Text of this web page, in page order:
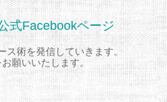
式Facebookページ
ス術を発信していきます。
願いいたします。